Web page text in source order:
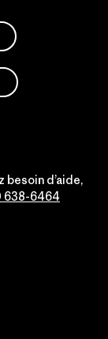
d’aide,
638-6464